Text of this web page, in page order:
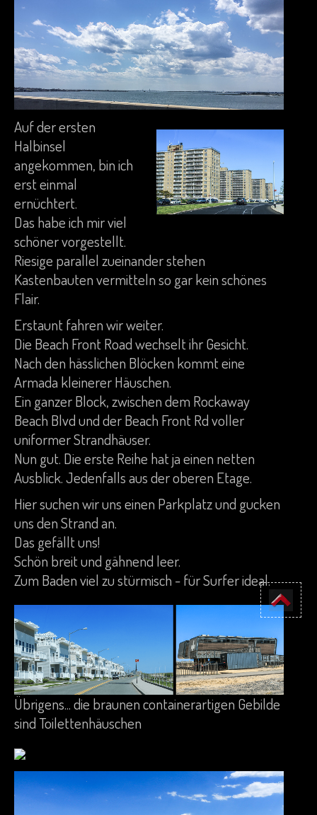
Auf der ersten
Halbinsel
angekommen, bin ich
erst einmal
ernüchtert.
Das habe ich mir viel
schöner vorgestellt.
Riesige parallel zueinander stehen
Kastenbauten vermitteln so gar kein schönes
Flair.
Erstaunt fahren wir weiter.
Die Beach Front Road wechselt ihr Gesicht.
Nach den hässlichen Blöcken kommt eine
Armada kleinerer Häuschen.
Ein ganzer Block, zwischen dem Rockaway
Beach Blvd und der Beach Front Rd voller
uniformer Strandhäuser.
Nun gut. Die erste Reihe hat ja einen netten
Ausblick. Jedenfalls aus der oberen Etage.
Hier suchen wir uns einen Parkplatz und gucken
uns den Strand an.
Das gefällt uns!
Schön breit und gähnend leer.
Zum Baden viel zu stürmisch - für Surfer ideal.
Übrigens... die braunen containerartigen Gebilde
sind Toilettenhäuschen